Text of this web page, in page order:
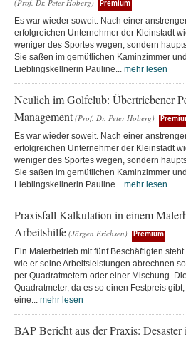
(Prof. Dr. Peter Hoberg) Premium
Es war wieder soweit. Nach einer
erfolgreichen Unternehmer der Kleinstadt
weniger des Sportes wegen, sondern
Sie saßen im gemütlichen Kaminzimmer
Lieblingskellnerin Pauline... mehr lesen
Neulich im Golfclub: Übertriebener
Management (Prof. Dr. Peter Hoberg)
Es war wieder soweit. Nach einer
erfolgreichen Unternehmer der Kleinstadt
weniger des Sportes wegen, sondern
Sie saßen im gemütlichen Kaminzimmer
Lieblingskellnerin Pauline... mehr lesen
Praxisfall Kalkulation in einem
Arbeitshilfe (Jörgen Erichsen) Premium
Ein Malerbetrieb mit fünf Beschäftigten
wie er seine Arbeitsleistungen abrechnen
per Quadratmetern oder einer Mischung.
Quadratmeter, da es so einen Festpreis
eine... mehr lesen
BAP Bericht aus der Praxis: